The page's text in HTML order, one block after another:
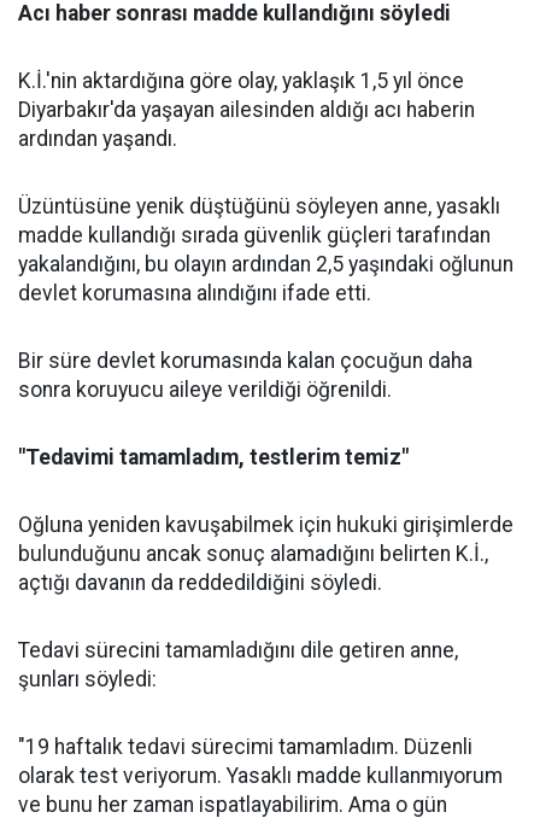
Acı haber sonrası madde kullandığını söyledi
K.İ.'nin aktardığına göre olay, yaklaşık 1,5 yıl önce
Diyarbakır'da yaşayan ailesinden aldığı acı haberin
ardından yaşandı.
Üzüntüsüne yenik düştüğünü söyleyen anne, yasaklı
madde kullandığı sırada güvenlik güçleri tarafından
yakalandığını, bu olayın ardından 2,5 yaşındaki oğlunun
devlet korumasına alındığını ifade etti.
Bir süre devlet korumasında kalan çocuğun daha
sonra koruyucu aileye verildiği öğrenildi.
"Tedavimi tamamladım, testlerim temiz"
Oğluna yeniden kavuşabilmek için hukuki girişimlerde
bulunduğunu ancak sonuç alamadığını belirten K.İ.,
açtığı davanın da reddedildiğini söyledi.
Tedavi sürecini tamamladığını dile getiren anne,
şunları söyledi:
"19 haftalık tedavi sürecimi tamamladım. Düzenli
olarak test veriyorum. Yasaklı madde kullanmıyorum
ve bunu her zaman ispatlayabilirim. Ama o gün